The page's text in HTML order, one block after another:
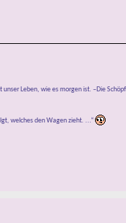
Leben, wie es morgen ist. –Die
welches den Wagen zieht. ...“